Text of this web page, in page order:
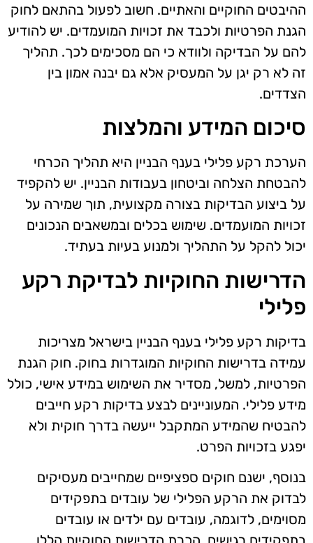
ההיבטים החוקיים והאתיים. חשוב לפעול בהתאם לחוק
הגנת הפרטיות ולכבד את זכויות המועמדים. יש להודיע
להם על הבדיקה ולוודא כי הם מסכימים לכך. תהליך
זה לא רק יגן על המעסיק אלא גם יבנה אמון בין
הצדדים.
סיכום המידע והמלצות
הערכת רקע פלילי בענף הבניין היא תהליך הכרחי
להבטחת הצלחה וביטחון בעבודות הבניין. יש להקפיד
על ביצוע הבדיקות בצורה מקצועית, תוך שמירה על
זכויות המועמדים. שימוש בכלים ובמשאבים הנכונים
יכול להקל על התהליך ולמנוע בעיות בעתיד.
הדרישות החוקיות לבדיקת רקע
פלילי
בדיקות רקע פלילי בענף הבניין בישראל מצריכות
עמידה בדרישות החוקיות המוגדרות בחוק. חוק הגנת
הפרטיות, למשל, מסדיר את השימוש במידע אישי, כולל
מידע פלילי. המעוניינים לבצע בדיקות רקע חייבים
להבטיח שהמידע המתקבל ייעשה בדרך חוקית ולא
יפגע בזכויות הפרט.
בנוסף, ישנם חוקים ספציפיים שמחייבים מעסיקים
לבדוק את הרקע הפלילי של עובדים בתפקידים
מסוימים, לדוגמה, עובדים עם ילדים או עובדים